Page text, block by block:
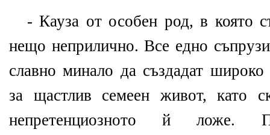
- Кауза от особен род, в която
нещо неприлично. Все едно
славно минало да създадат
за щастлив семеен живот, като
непретенциозното й ложе.